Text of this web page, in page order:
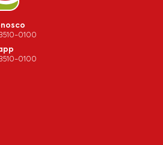
0100
0100